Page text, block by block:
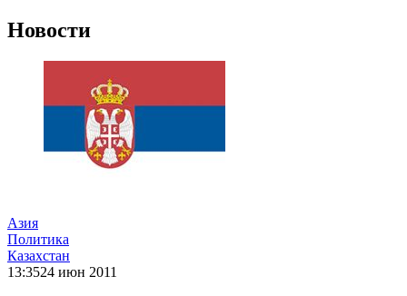
Новости
Азия
Политика
Казахстан
13:3524 июн 2011